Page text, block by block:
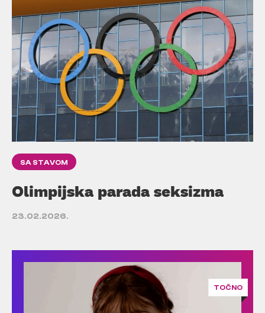
SA STAVOM
Olimpijska parada seksizma
23.02.2026.
TOČNO